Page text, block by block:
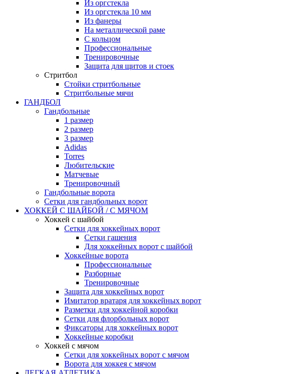
Из оргстекла
Из оргстекла 10 мм
Из фанеры
На металлической раме
С кольцом
Профессиональные
Тренировочные
Защита для щитов и стоек
Стритбол
Стойки стритбольные
Стритбольные мячи
ГАНДБОЛ
Гандбольные
1 размер
2 размер
3 размер
Adidas
Torres
Любительские
Матчевые
Тренировочный
Гандбольные ворота
Сетки для гандбольных ворот
ХОККЕЙ С ШАЙБОЙ / С МЯЧОМ
Хоккей с шайбой
Сетки для хоккейных ворот
Сетки гашения
Для хоккейных ворот с шайбой
Хоккейные ворота
Профессиональные
Разборные
Тренировочные
Защита для хоккейных ворот
Имитатор вратаря для хоккейных ворот
Разметки для хоккейной коробки
Сетки для флорбольных ворот
Фиксаторы для хоккейных ворот
Хоккейные коробки
Хоккей с мячом
Сетки для хоккейных ворот с мячом
Ворота для хоккея с мячом